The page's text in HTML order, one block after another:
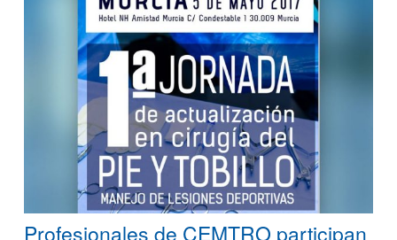
Profesionales de CEMTRO participan